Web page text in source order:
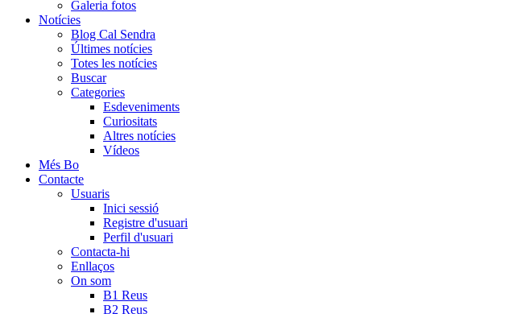
Galeria fotos
Notícies
Blog Cal Sendra
Últimes notícies
Totes les notícies
Buscar
Categories
Esdeveniments
Curiositats
Altres notícies
Vídeos
Més Bo
Contacte
Usuaris
Inici sessió
Registre d'usuari
Perfil d'usuari
Contacta-hi
Enllaços
On som
B1 Reus
B2 Reus